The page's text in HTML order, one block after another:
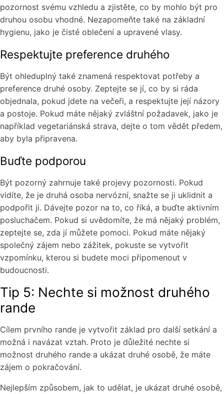
pozornost svému vzhledu a zjistěte, co by mohlo být pro
druhou osobu vhodné. Nezapomeňte také na základní
hygienu, jako je čisté oblečení a upravené vlasy.
Respektujte preference druhého
Být ohleduplný také znamená respektovat potřeby a
preference druhé osoby. Zeptejte se jí, co by si ráda
objednala, pokud jdete na večeři, a respektujte její názory
a postoje. Pokud máte nějaký zvláštní požadavek, jako je
například vegetariánská strava, dejte o tom vědět předem,
aby byla připravena.
Buďte podporou
Být pozorný zahrnuje také projevy pozornosti. Pokud
vidíte, že je druhá osoba nervózní, snažte se ji uklidnit a
podpořit ji. Dávejte pozor na to, co říká, a buďte aktivním
posluchačem. Pokud si uvědomíte, že má nějaký problém,
zeptejte se, zda jí můžete pomoci. Pokud máte nějaký
společný zájem nebo zážitek, pokuste se vytvořit
vzpomínku, kterou si budete moci připomenout v
budoucnosti.
Tip 5: Nechte si možnost druhého
rande
Cílem prvního rande je vytvořit základ pro další setkání a
možná i navázat vztah. Proto je důležité nechte si
možnost druhého rande a ukázat druhé osobě, že máte
zájem o pokračování.
Nejlepším způsobem, jak to udělat, je ukázat druhé osobě,